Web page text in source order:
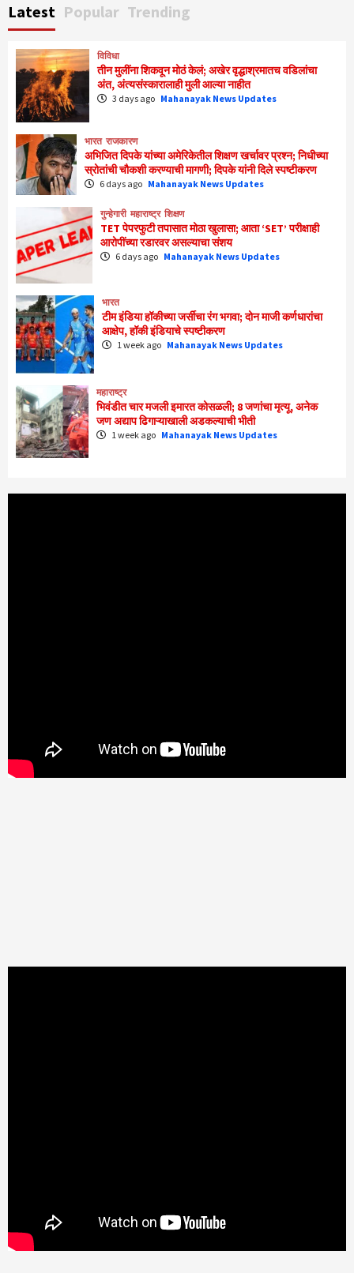
Latest Popular Trending
विविधा
तीन मुलींना शिकवून मोठं केलं; अखेर वृद्धाश्रमातच वडिलांचा
अंत, अंत्यसंस्कारालाही मुली आल्या नाहीत
3 days ago Mahanayak News Updates
भारत राजकारण
अभिजित दिपके यांच्या अमेरिकेतील शिक्षण खर्चावर प्रश्न; निधीच्या
स्रोतांची चौकशी करण्याची मागणी; दिपके यांनी दिले स्पष्टीकरण
6 days ago Mahanayak News Updates
गुन्हेगारी महाराष्ट्र शिक्षण
TET पेपरफुटी तपासात मोठा खुलासा; आता ‘SET’ परीक्षाही
आरोपींच्या रडारवर असल्याचा संशय
6 days ago Mahanayak News Updates
भारत
टीम इंडिया हॉकीच्या जर्सीचा रंग भगवा; दोन माजी कर्णधारांचा
आक्षेप, हॉकी इंडियाचे स्पष्टीकरण
1 week ago Mahanayak News Updates
महाराष्ट्र
भिवंडीत चार मजली इमारत कोसळली; 8 जणांचा मृत्यू, अनेक
जण अद्याप ढिगाऱ्याखाली अडकल्याची भीती
1 week ago Mahanayak News Updates